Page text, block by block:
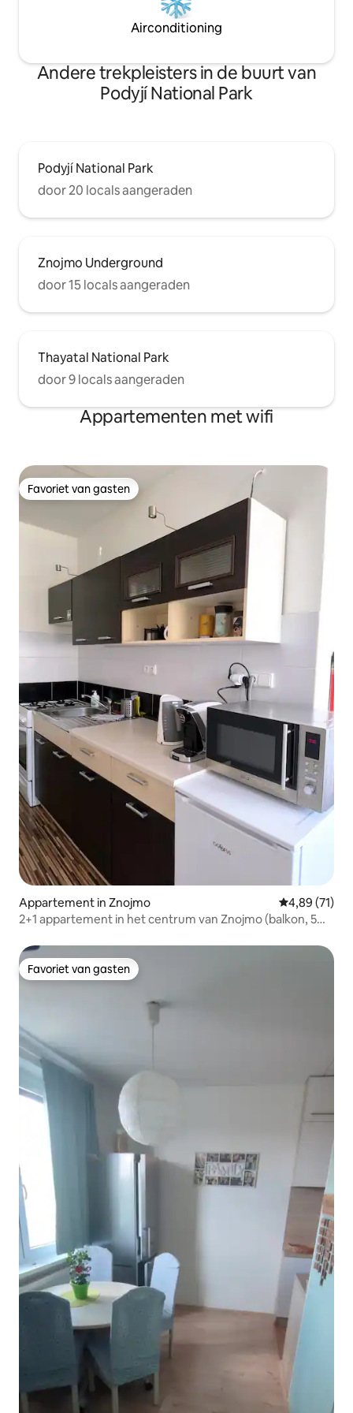
Airconditioning
Andere trekpleisters in de buurt van
Podyjí National Park
Podyjí National Park
door 20 locals aangeraden
Znojmo Underground
door 15 locals aangeraden
Thayatal National Park
door 9 locals aangeraden
Appartementen met wifi
Favoriet van gasten
Favoriet van gasten
Appartement in Znojmo Gemiddelde
4,89 (71)
2+1 appartement in het centrum van Znojmo (balkon, 5
Favoriet van gasten
Favoriet van gasten